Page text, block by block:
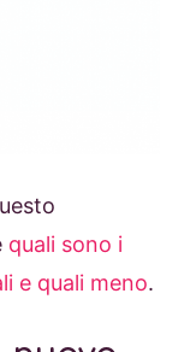
quali sono i
e quali meno.